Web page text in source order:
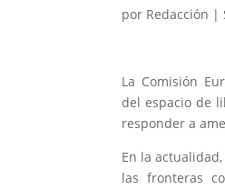
por Redacción |
La Comisión
del espacio de
responder a
En la
las fronteras